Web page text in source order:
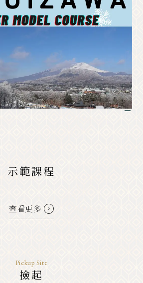
經驗/藝術
示範課程
活動信息
示範課程
查看更多
Pickup Site
撿起